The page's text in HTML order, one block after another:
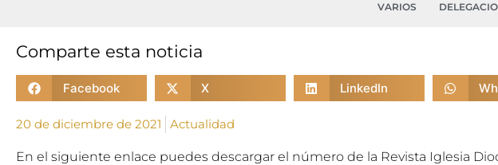
VARIOS
Comparte esta noticia
Facebook X LinkedIn
20 de diciembre de 2021 Actualidad
En el siguiente enlace puedes descargar el número de la Revista Iglesia